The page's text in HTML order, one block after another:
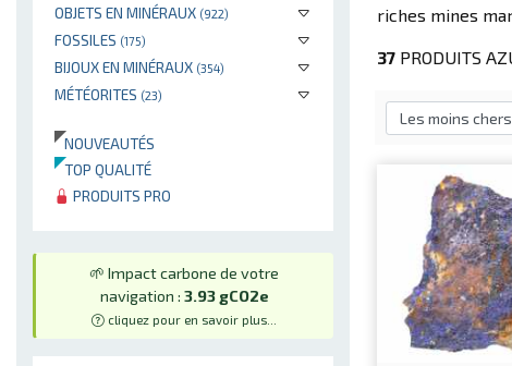
OBJETS EN MINÉRAUX (922)
FOSSILES (175)
BIJOUX EN MINÉRAUX (354)
MÉTÉORITES (23)
NOUVEAUTÉS
TOP QUALITÉ
PRODUITS PRO
🌱 Impact carbone de votre
navigation : 3.93 gCO2e
cliquez pour en savoir plus...
riches mines
37 PRODUITS